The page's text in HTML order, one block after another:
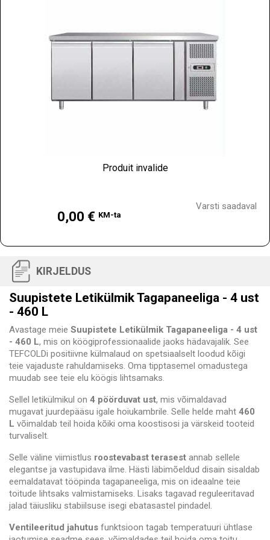
Produit invalide
0,00 € KM-ta
Varsti saadaval
KIRJELDUS
Suupistete Letikülmik Tagapaneeliga - 4 ust
- 460 L
Avastage meie Suupistete Letikülmik Tagapaneeliga - 4 ust
- 460 L, mis on köögiprofessionaalide jaoks hädavajalik. See
TEFCOLDi positiivne külmalaud on spetsiaalselt loodud kõigi
teie vajaduste rahuldamiseks. Oma tipptasemel omadustega
muudab see teie elu köögis lihtsamaks.
Sellel letikülmikul on 4 pöörduvat ust, mis võimaldavad
mugavat juurdepääsu igale hoiukambrile. Selle helde maht 460
L võimaldab teil hoida kõiki oma koostisosi ja värskeid tooteid
turvaliselt.
Selle väline viimistlus roostevabast terasest annab sellele
elegantse ja vastupidava ilme. Hästi läbimõeldud disain sisaldab
eemaldatavat tööpinda tagapaneeliga, mis on ideaalne teie
toitude lihtsaks valmistamiseks. Lisaks tagavad reguleeritavad
jalad täiusliku stabiilsuse isegi ebatasastel pindadel.
Ventileeritud jahutus funktsioon tagab temperatuuri ühtlase